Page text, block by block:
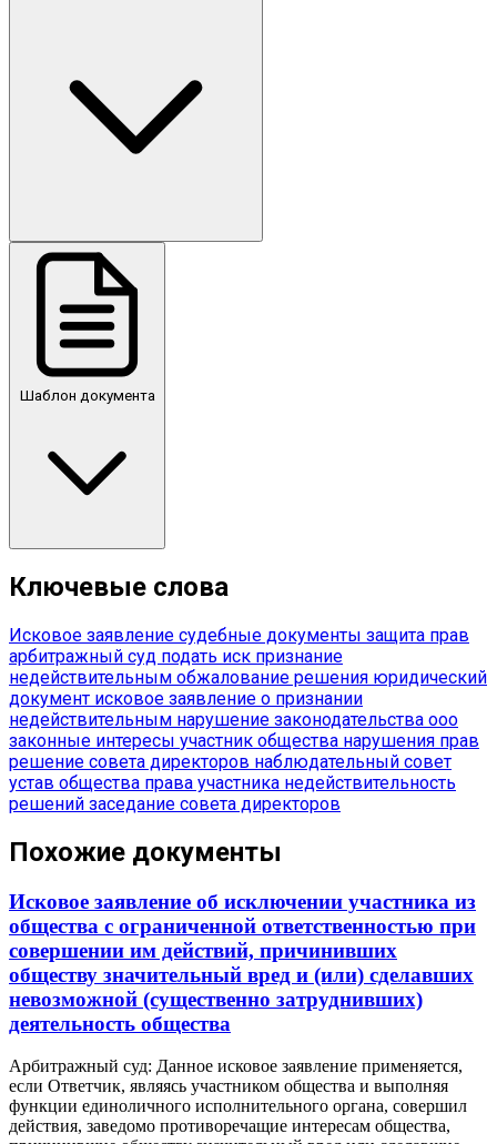
Шаблон документа
Ключевые слова
Исковое заявление судебные документы защита прав
арбитражный суд подать иск признание
недействительным обжалование решения юридический
документ исковое заявление о признании
недействительным нарушение законодательства ооо
законные интересы участник общества нарушения прав
решение совета директоров наблюдательный совет
устав общества права участника недействительность
решений заседание совета директоров
Похожие документы
Исковое заявление об исключении участника из
общества с ограниченной ответственностью при
совершении им действий, причинивших
обществу значительный вред и (или) сделавших
невозможной (существенно затруднивших)
деятельность общества
Арбитражный суд: Данное исковое заявление применяется,
если Ответчик, являясь участником общества и выполняя
функции единоличного исполнительного органа, совершил
действия, заведомо противоречащие интересам общества,